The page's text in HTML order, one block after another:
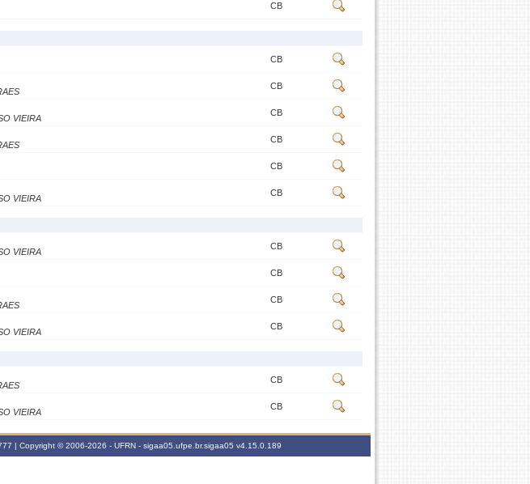
CB
CB
CB
VIEIRA
CB
CB
CB
VIEIRA
CB
VIEIRA
CB
CB
CB
VIEIRA
CB
CB
VIEIRA
CB
| Copyright © 2006-2026 - UFRN - sigaa05.ufpe.br.sigaa05 v4.15.0.189